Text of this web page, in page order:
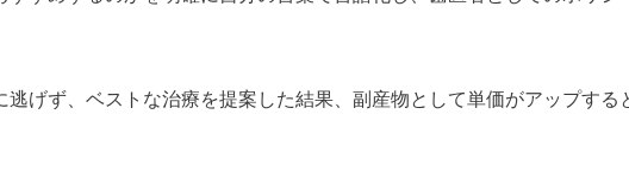
げず、ベストな治療を提案した結果、副産物として単価がアップする